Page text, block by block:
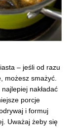
– jeśli od razu
możesz smażyć.
nakładać
porcje
i formuj
Uważaj żeby się